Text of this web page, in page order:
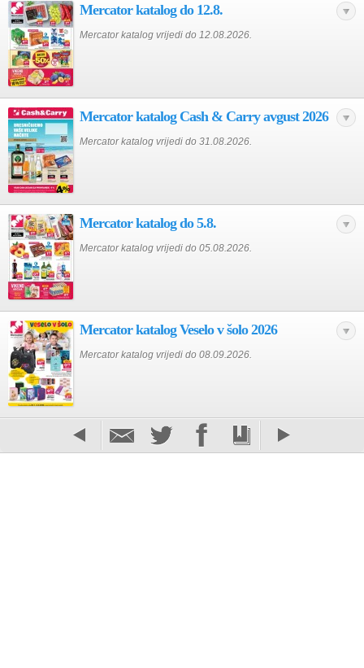
Mercator katalog do 12.8.
Mercator katalog vrijedi do 12.08.2026.
Mercator katalog Cash & Carry avgust 2026
Mercator katalog vrijedi do 31.08.2026.
Mercator katalog do 5.8.
Mercator katalog vrijedi do 05.08.2026.
Mercator katalog Veselo v šolo 2026
Mercator katalog vrijedi do 08.09.2026.